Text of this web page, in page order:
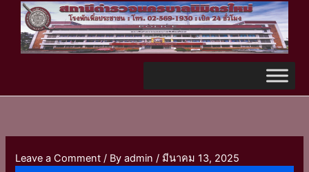
content
Leave a Comment / Byadmin/ มีนาคม 13, 2025
TikTok